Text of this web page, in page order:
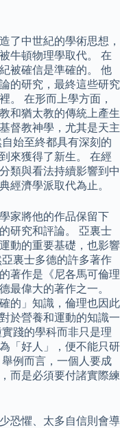
了中世紀的學術思想，
牛頓物理學取代。 在
被確信是準確的。 他
的研究，最終這些研究
。 在形而上學方面，
和猶太教的傳統上產生
督教神學，尤其是天主
始至終都具有深刻的
來獲得了新生。 在經
類與看法持續影響到中
經濟學派取代為止。
家將他的作品保留下
研究和評論。 亞裏士
動的重要基礎，也影響
裏士多德的許多著作
著作是《尼各馬可倫理
最偉大的著作之一。
的」知識，倫理也因此
於營養和運動的知識一
踐的學科而非只是理
「好人」，便不能只研
例而言，一個人要成
而是必須要付諸實際練
恐懼、太多自信則會導